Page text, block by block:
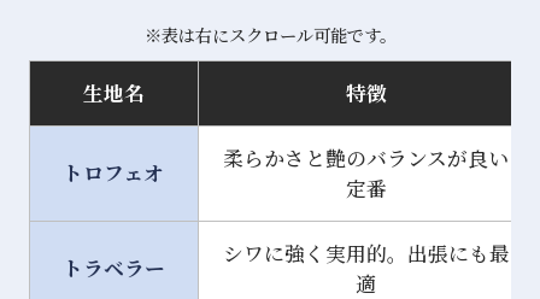
※表は右にスクロール可能です。
生地名 特徴
トロフェオ
柔らかさと艶のバランスが良い
定番
トラベラー
シワに強く実用的。出張にも最
適